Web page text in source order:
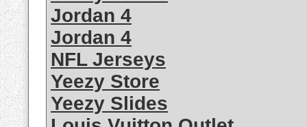
Jordan 4
Jordan 4
NFL Jerseys
Yeezy Store
Yeezy Slides